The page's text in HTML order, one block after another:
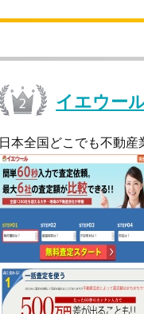
イエウー
日本全国どこでも不動産